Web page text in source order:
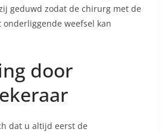
geduwd zodat de chirurg met de
onderliggende weefsel kan
door
dat u altijd eerst de